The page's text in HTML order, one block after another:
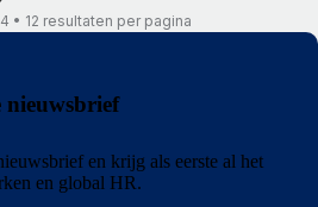
• 12 resultaten per pagina
nieuwsbrief
en krijg als eerste al het
en global HR.